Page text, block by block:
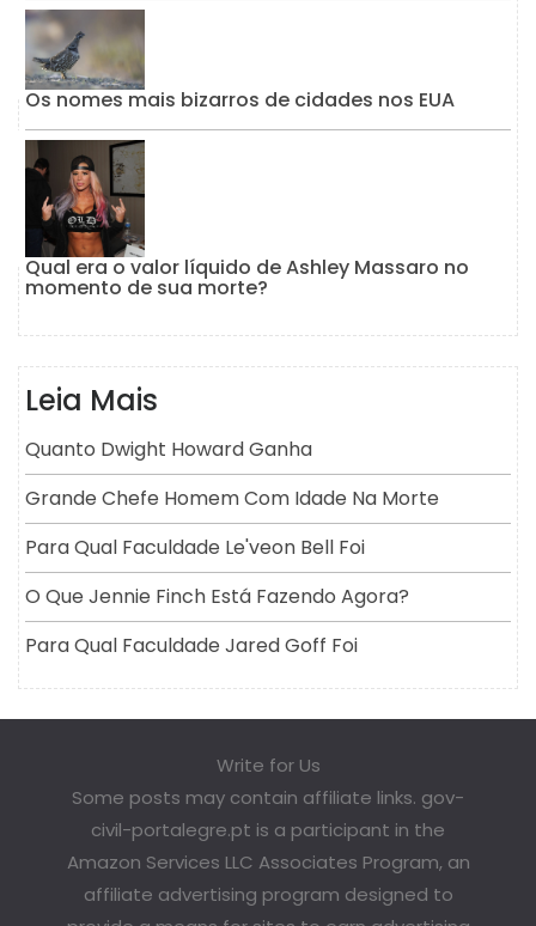
Os nomes mais bizarros de cidades nos EUA
Qual era o valor líquido de Ashley Massaro no
momento de sua morte?
Leia Mais
Quanto Dwight Howard Ganha
Grande Chefe Homem Com Idade Na Morte
Para Qual Faculdade Le'veon Bell Foi
O Que Jennie Finch Está Fazendo Agora?
Para Qual Faculdade Jared Goff Foi
Write for Us
Some posts may contain affiliate links. gov-
civil-portalegre.pt is a participant in the
Amazon Services LLC Associates Program, an
affiliate advertising program designed to